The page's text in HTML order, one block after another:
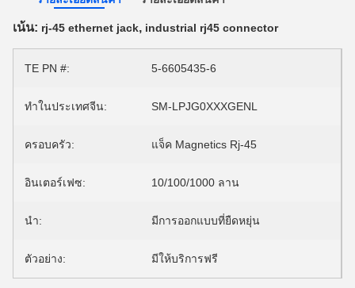
เน้น: rj-45 ethernet jack, industrial rj45 connector
TE PN #: 5-6605435-6
ทำในประเทศจีน: SM-LPJG0XXXGENL
ครอบครัว: แจ็ค Magnetics Rj-45
อินเตอร์เฟซ: 10/100/1000 ลาน
นำ: มีการออกแบบที่ยืดหยุ่น
ตัวอย่าง: มีให้บริการฟรี